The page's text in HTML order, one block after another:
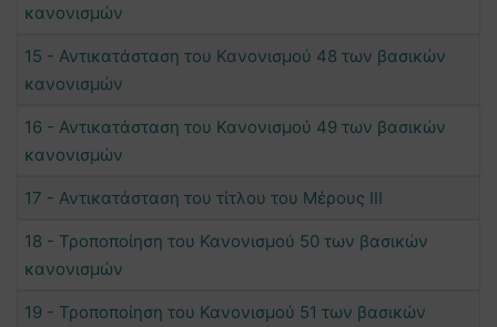
κανονισμών
15 - Αντικατάσταση του Κανονισμού 48 των βασικών
κανονισμών
16 - Αντικατάσταση του Κανονισμού 49 των βασικών
κανονισμών
17 - Αντικατάσταση του τίτλου του Μέρους III
18 - Τροποποίηση του Κανονισμού 50 των βασικών
κανονισμών
19 - Τροποποίηση του Κανονισμού 51 των βασικών